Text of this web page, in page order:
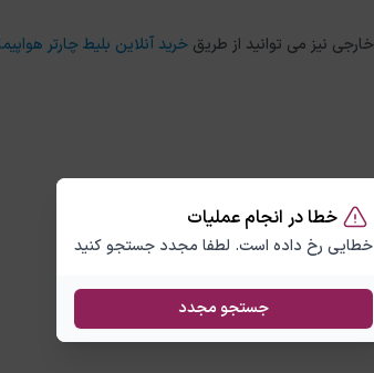
خطا در انجام عملیات
خطایی رخ داده است. لطفا مجدد جستجو کنید
جستجو مجدد
خرید آنلاین بلیط چارتر هواپیما